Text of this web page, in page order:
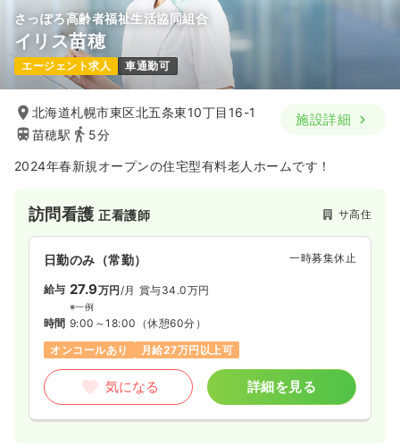
さっぽろ高齢者福祉生活協同組合
イリス苗穂
エージェント求人 車通勤可
北海道札幌市東区北五条東10丁目16-1
苗穂駅
5分
施設詳細
2024年春新規オープンの住宅型有料老人ホームです！
訪問看護正看護師 サ高住
日勤のみ（常勤） 一時募集休止
給与 27.9万円/月 賞与34.0万円
※一例
時間 9:00～18:00 （休憩60分）
オンコールあり
月給27万円以上可
気になる 詳細を見る